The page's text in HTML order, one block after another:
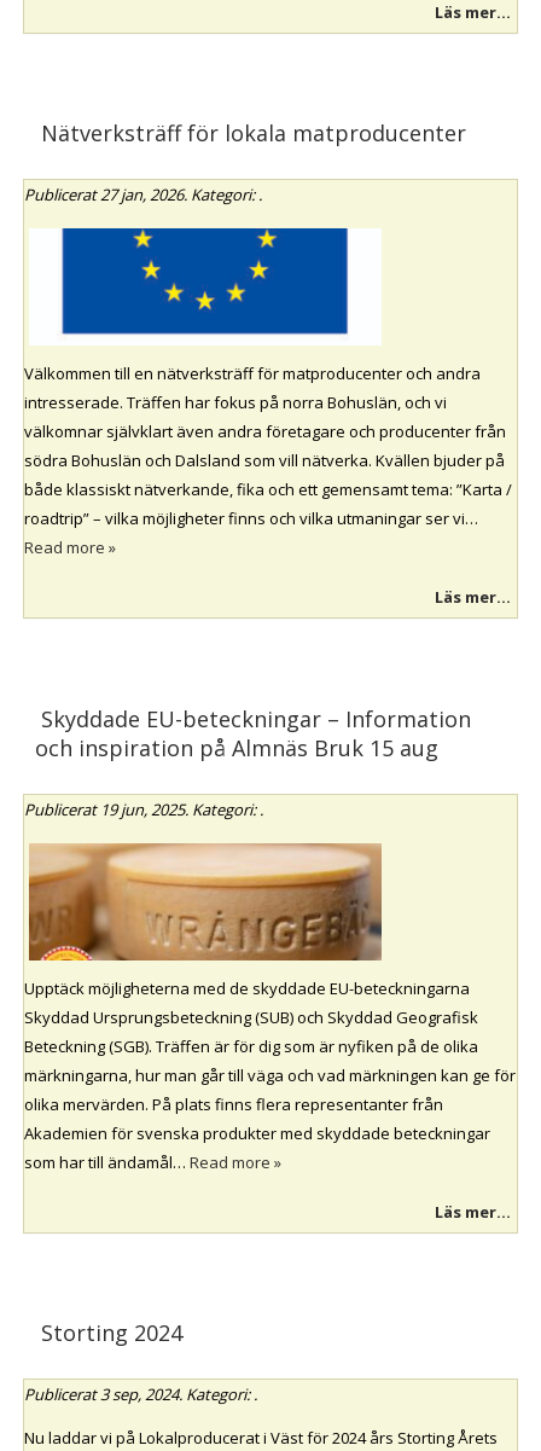
Läs mer...
Nätverksträff för lokala matproducenter
Publicerat27 jan, 2026. Kategori: .
Välkommen till en nätverksträff för matproducenter och andra
intresserade. Träffen har fokus på norra Bohuslän, och vi
välkomnar självklart även andra företagare och producenter från
södra Bohuslän och Dalsland som vill nätverka. Kvällen bjuder på
både klassiskt nätverkande, fika och ett gemensamt tema: ”Karta /
roadtrip” – vilka möjligheter finns och vilka utmaningar ser vi…
Read more »
Läs mer...
Skyddade EU-beteckningar – Information
och inspiration på Almnäs Bruk 15 aug
Publicerat 19 jun, 2025. Kategori: .
Upptäck möjligheterna med de skyddade EU-beteckningarna
Skyddad Ursprungsbeteckning (SUB) och Skyddad Geografisk
Beteckning (SGB). Träffen är för dig som är nyfiken på de olika
märkningarna, hur man går till väga och vad märkningen kan ge för
olika mervärden. På plats finns flera representanter från
Akademien för svenska produkter med skyddade beteckningar
som har till ändamål…Read more »
Läs mer...
Storting 2024
Publicerat3 sep, 2024. Kategori: .
Nu laddar vi på Lokalproducerat i Väst för 2024 års Storting Årets